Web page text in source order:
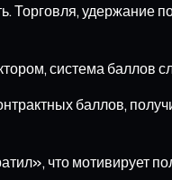
удержание
система баллов
баллов,
что мотивирует